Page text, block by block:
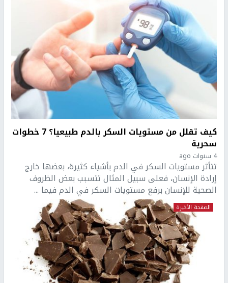
كيف تقلل من مستويات السكر بالدم طبيعيا؟ 7 خطوات
سحرية
4 سنوات ago
تتأثر مستويات السكر في الدم بأشياء كثيرة، بعضها خارج
إرادة الإنسان، فعلى سبيل المثال تتسبب بعض الظروف
الصحية للإنسان برفع مستويات السكر في الدم فيما ...
الصفحة الأخيرة